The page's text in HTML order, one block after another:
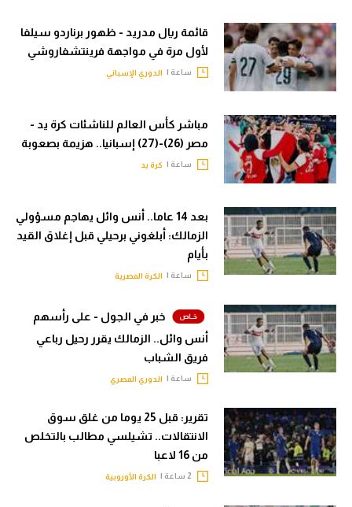
قائمة ريال مدريد - ظهور برناردو سيلفا
لأول مرة في مواجهة فرينتشفاروشي
ساعة | الدوري الإسباني
مباشر كأس العالم للناشئات كرة يد -
مصر (26)-(27) إسبانيا.. هزيمة بصعوبة
ساعة | كرة يد
بعد 14 عاما.. أنس وائل يهاجم مسؤولي
الزمالك: أبلغوني برحيلي قبل إغلاق القيد
بأيام
ساعة | الكرة المصرية
خبر في الجول - على رأسهم
أنس وائل.. الزمالك يقرر رحيل رباعي
فريق الشباب
ساعة | الدوري المصري
تقرير: قبل 25 يوما من غلق سوق
الانتقالات.. تشيلسي مطالب بالتخلص
من 16 لاعبا
الكرة الأوروبية